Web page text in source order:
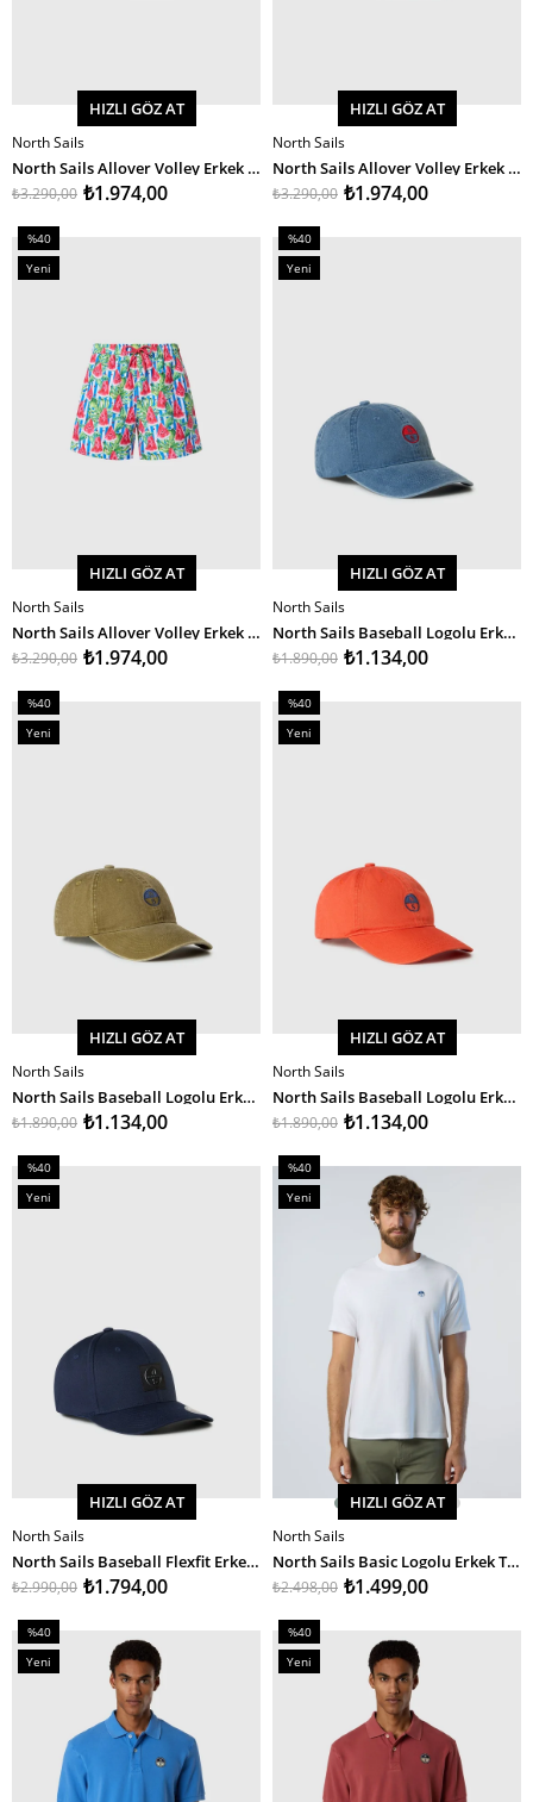
SEPETE EKLE
HIZLI GÖZ AT
North Sails
North Sails Allover Volley Erkek Deniz Şortu 40Cm
₺1.974,00
₺3.290,00
SEPETE EKLE
HIZLI GÖZ AT
North Sails
North Sails Allover Volley Erkek Deniz Şortu 40Cm
₺1.974,00
₺3.290,00
SEPETE EKLE
%40
İndirim
%40İndirim
Yeni
HIZLI GÖZ AT
North Sails
North Sails Allover Volley Erkek Deniz Şortu 36Cm
₺1.974,00
₺3.290,00
SEPETE EKLE
%40
İndirim
%40İndirim
Yeni
HIZLI GÖZ AT
North Sails
North Sails Baseball Logolu Erkek Şapka
₺1.134,00
₺1.890,00
SEPETE EKLE
%40
İndirim
%40İndirim
Yeni
HIZLI GÖZ AT
North Sails
North Sails Baseball Logolu Erkek Şapka
₺1.134,00
₺1.890,00
SEPETE EKLE
%40
İndirim
%40İndirim
Yeni
HIZLI GÖZ AT
North Sails
North Sails Baseball Logolu Erkek Şapka
₺1.134,00
₺1.890,00
SEPETE EKLE
%40
İndirim
%40İndirim
Yeni
HIZLI GÖZ AT
North Sails
North Sails Baseball Flexfit Erkek Şapka
₺1.794,00
₺2.990,00
SEPETE EKLE
%40
İndirim
%40İndirim
Yeni
HIZLI GÖZ AT
North Sails
North Sails Basic Logolu Erkek T-Shirt
₺1.499,00
₺2.498,00
%40
İndirim
%40İndirim
Yeni
%40
İndirim
%40İndirim
Yeni